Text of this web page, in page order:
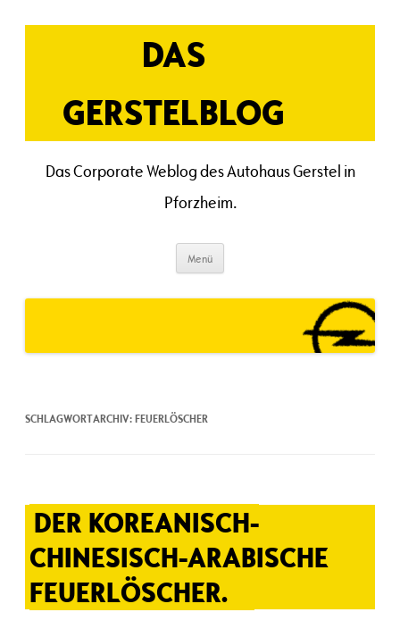
Inhalt
DAS
GERSTELBLOG
Das Corporate Weblog des Autohaus Gerstel in
Pforzheim.
Menü
SCHLAGWORTARCHIV:FEUERLÖSCHER
DER KOREANISCH-
CHINESISCH-ARABISCHE
FEUERLÖSCHER.